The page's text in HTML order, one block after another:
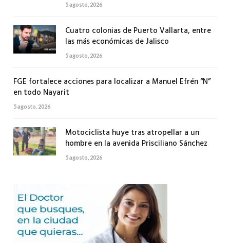
5 agosto, 2026
Cuatro colonias de Puerto Vallarta, entre
las más económicas de Jalisco
5 agosto, 2026
FGE fortalece acciones para localizar a Manuel Efrén “N”
en todo Nayarit
5 agosto, 2026
Motociclista huye tras atropellar a un
hombre en la avenida Prisciliano Sánchez
5 agosto, 2026